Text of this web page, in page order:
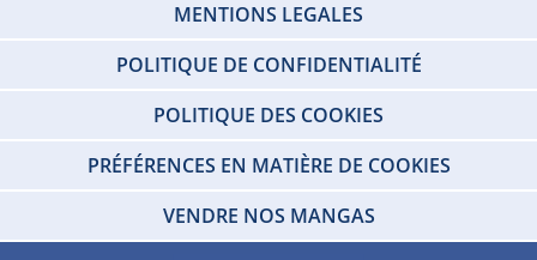
MENTIONS LEGALES
POLITIQUE DE CONFIDENTIALITÉ
POLITIQUE DES COOKIES
PRÉFÉRENCES EN MATIÈRE DE COOKIES
VENDRE NOS MANGAS